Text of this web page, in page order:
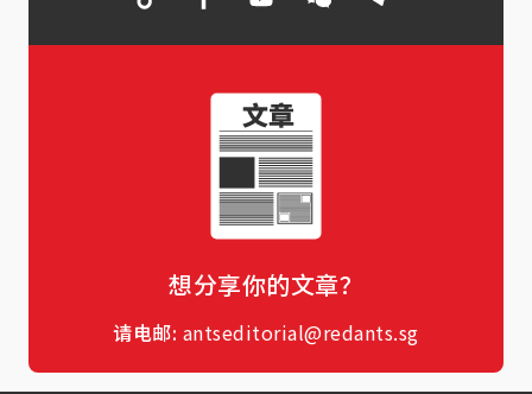
想分享你的文章？
请电邮: antseditorial@redants.sg